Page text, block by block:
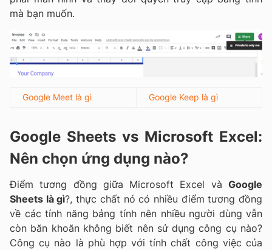
mà bạn muốn.
Google Meet là gì Google Keep là gì
Google Sheets vs Microsoft Excel:
Nên chọn ứng dụng nào?
Điểm tương đồng giữa Microsoft Excel và Google
Sheets là gì?, thực chất nó có nhiều điểm tương đồng
về các tính năng bảng tính nên nhiều người dùng vẫn
còn băn khoăn không biết nên sử dụng công cụ nào?
Công cụ nào là phù hợp với tính chất công việc của